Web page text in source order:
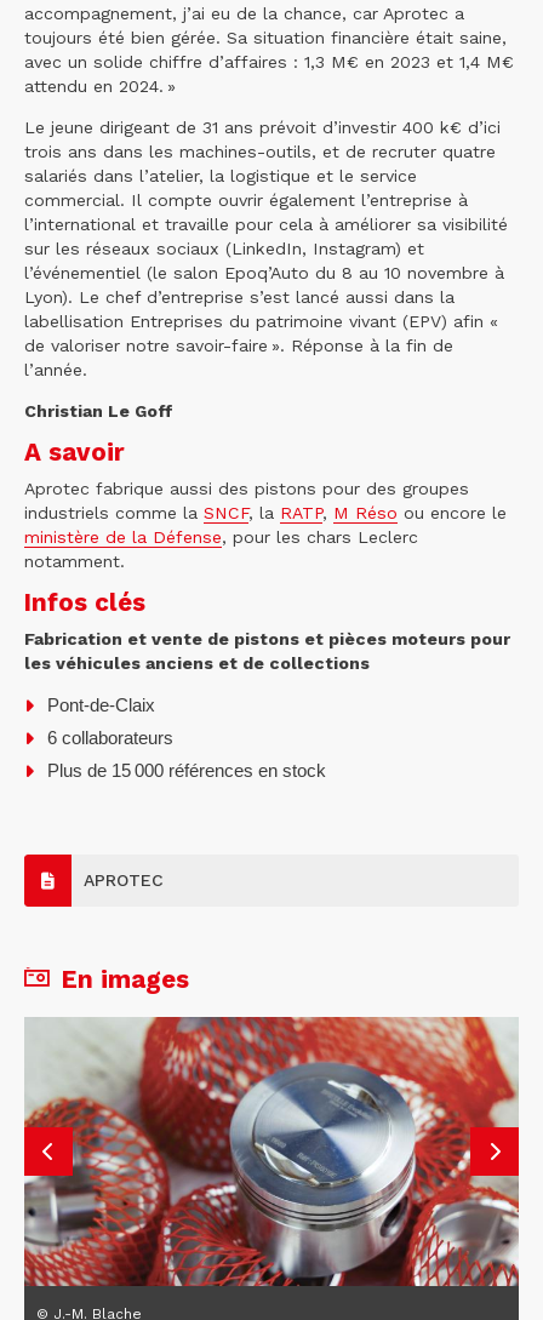
accompagnement, j’ai eu de la chance, car Aprotec a
toujours été bien gérée. Sa situation financière était saine,
avec un solide chiffre d’affaires : 1,3 M€ en 2023 et 1,4 M€
attendu en 2024. »
Le jeune dirigeant de 31 ans prévoit d’investir 400 k€ d’ici
trois ans dans les machines-outils, et de recruter quatre
salariés dans l’atelier, la logistique et le service
commercial. Il compte ouvrir également l’entreprise à
l’international et travaille pour cela à améliorer sa visibilité
sur les réseaux sociaux (LinkedIn, Instagram) et
l’événementiel (le salon Epoq’Auto du 8 au 10 novembre à
Lyon). Le chef d’entreprise s’est lancé aussi dans la
labellisation Entreprises du patrimoine vivant (EPV) afin «
de valoriser notre savoir-faire ». Réponse à la fin de
l’année.
Christian Le Goff
A savoir
Aprotec fabrique aussi des pistons pour des groupes
industriels comme la SNCF, la RATP, M Réso ou encore le
ministère de la Défense, pour les chars Leclerc
notamment.
Infos clés
Fabrication et vente de pistons et pièces moteurs pour
les véhicules anciens et de collections
Pont-de-Claix
6 collaborateurs
Plus de 15 000 références en stock
APROTEC
En images
© J.-M. Blache